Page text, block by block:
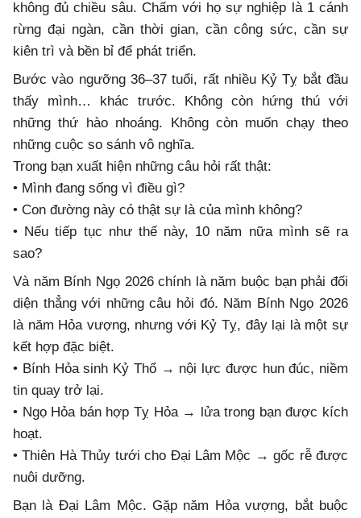
không đủ chiều sâu. Chấm với họ sự nghiệp là 1 cánh
rừng đại ngàn, cần thời gian, cần công sức, cần sự
kiên trì và bền bỉ để phát triển.
Bước vào ngưỡng 36–37 tuổi, rất nhiều Kỷ Tỵ bắt đầu
thấy mình… khác trước. Không còn hứng thú với
những thứ hào nhoáng. Không còn muốn chạy theo
những cuộc so sánh vô nghĩa.
Trong bạn xuất hiện những câu hỏi rất thật:
• Mình đang sống vì điều gì?
• Con đường này có thật sự là của mình không?
• Nếu tiếp tục như thế này, 10 năm nữa mình sẽ ra
sao?
Và năm Bính Ngọ 2026 chính là năm buộc bạn phải đối
diện thẳng với những câu hỏi đó. Năm Bính Ngọ 2026
là năm Hỏa vượng, nhưng với Kỷ Tỵ, đây lại là một sự
kết hợp đặc biệt.
• Bính Hỏa sinh Kỷ Thổ → nội lực được hun đúc, niềm
tin quay trở lại.
• Ngọ Hỏa bán hợp Tỵ Hỏa → lửa trong bạn được kích
hoạt.
• Thiên Hà Thủy tưới cho Đại Lâm Mộc → gốc rễ được
nuôi dưỡng.
Bạn là Đại Lâm Mộc. Gặp năm Hỏa vượng, bắt buộc